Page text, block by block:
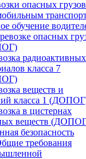
опасных грузов
обучение
опасных
радиоактивных
класса 7
веществ и
класса 1
в цистернах
веществ
безопасность
требования